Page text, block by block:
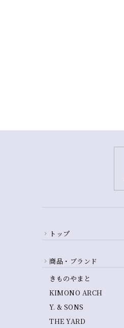
トップ
商品・ブランド
きものやまと
KIMONO ARCH
Y. & SONS
THE YARD